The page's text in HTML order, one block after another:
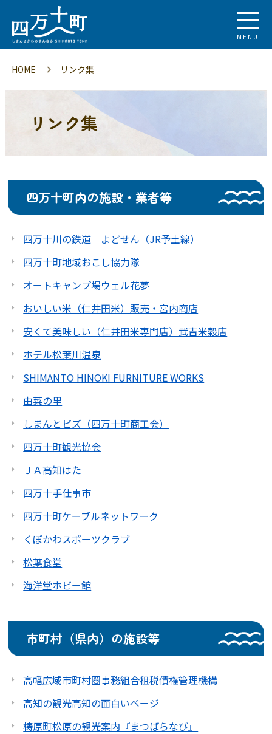
MENU
HOME リンク集
リンク集
四万十町内の施設・業者等
四万十川の鉄道 よどせん（JR予土線）
四万十町地域おこし協力隊
オートキャンプ場ウェル花夢
おいしい米（仁井田米）販売・宮内商店
安くて美味しい（仁井田米専門店）武吉米穀店
ホテル松葉川温泉
SHIMANTO HINOKI FURNITURE WORKS
由菜の里
しまんとビズ（四万十町商工会）
四万十町観光協会
ＪＡ高知はた
四万十手仕事市
四万十町ケーブルネットワーク
くぼかわスポーツクラブ
松葉食堂
海洋堂ホビー館
市町村（県内）の施設等
高幡広域市町村圏事務組合租税債権管理機構
高知の観光高知の面白いページ
梼原町松原の観光案内『まつばらなび』